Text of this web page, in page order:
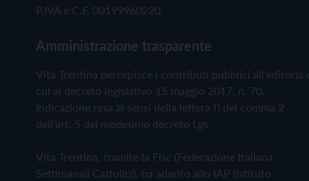
P.IVA e C.F. 00199960220
Amministrazione trasparente
Vita Trentina percepisce i contributi pubblici all'editoria
cui al decreto legislativo 15 maggio 2017, n. 70.
Indicazione resa ai sensi della lettera f) del comma 2
dell'art. 5 del medesimo decreto Lgs.
Vita Trentina, tramite la Fisc (Federazione Italiana
Settimanali Cattolici), ha aderito allo IAP (Istituto